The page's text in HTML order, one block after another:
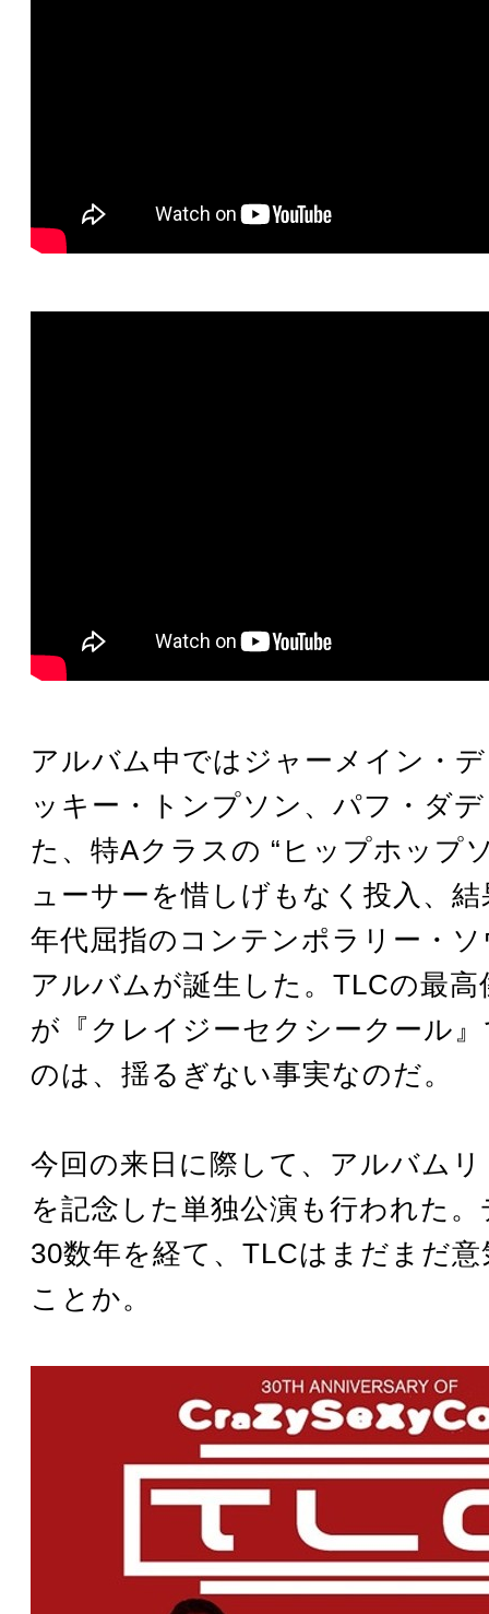
アルバム中ではジャーメイン・
ッキー・トンプソン、パフ・ダ
た、特Aクラスの “ヒップホップ
ューサーを惜しげもなく投入、
年代屈指のコンテンポラリー・
アルバムが誕生した。TLCの最
が『クレイジーセクシークール
のは、揺るぎない事実なのだ。
今回の来日に際して、アルバム
を記念した単独公演も行われた
30数年を経て、TLCはまだまだ
ことか。